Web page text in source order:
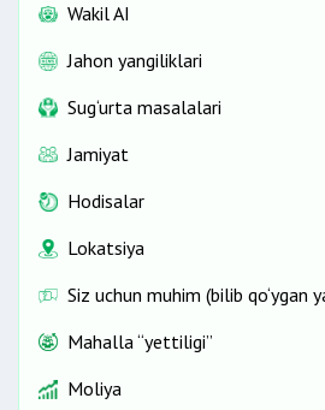
Wakil AI
Jahon yangiliklari
Sug‘urta masalalari
Jamiyat
Hodisalar
Lokatsiya
Siz uchun muhim (bilib qo‘ygan
Mahalla “yettiligi”
Moliya